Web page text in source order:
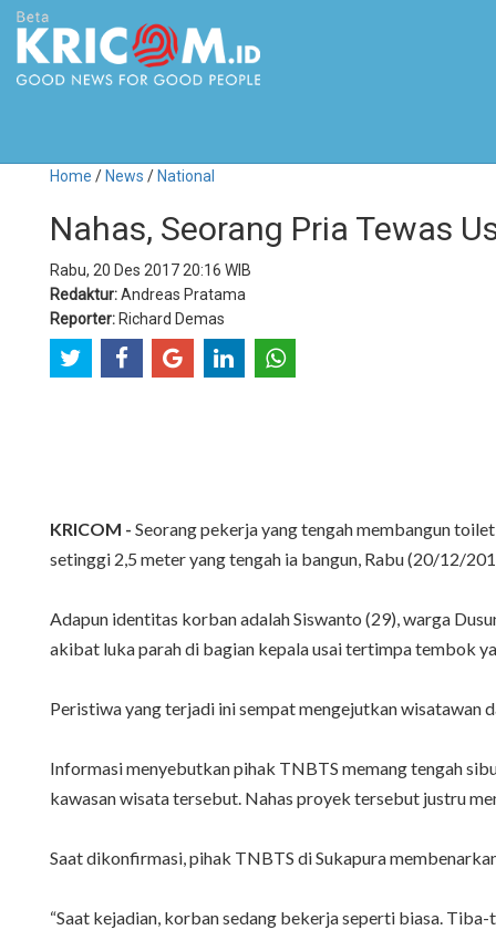
Home / News / National
Nahas, Seorang Pria Tewas
Rabu, 20 Des 2017 20:16 WIB
Redaktur:Andreas Pratama
Reporter: Richard Demas
KRICOM - Seorang pekerja yang tengah membangun
setinggi 2,5 meter yang tengah ia bangun, Rabu (20/12/
Adapun identitas korban adalah Siswanto (29), warga
akibat luka parah di bagian kepala usai tertimpa tembok
Peristiwa yang terjadi ini sempat mengejutkan wisatawan
Informasi menyebutkan pihak TNBTS memang tengah
kawasan wisata tersebut. Nahas proyek tersebut justru
Saat dikonfirmasi, pihak TNBTS di Sukapura
“Saat kejadian, korban sedang bekerja seperti biasa.